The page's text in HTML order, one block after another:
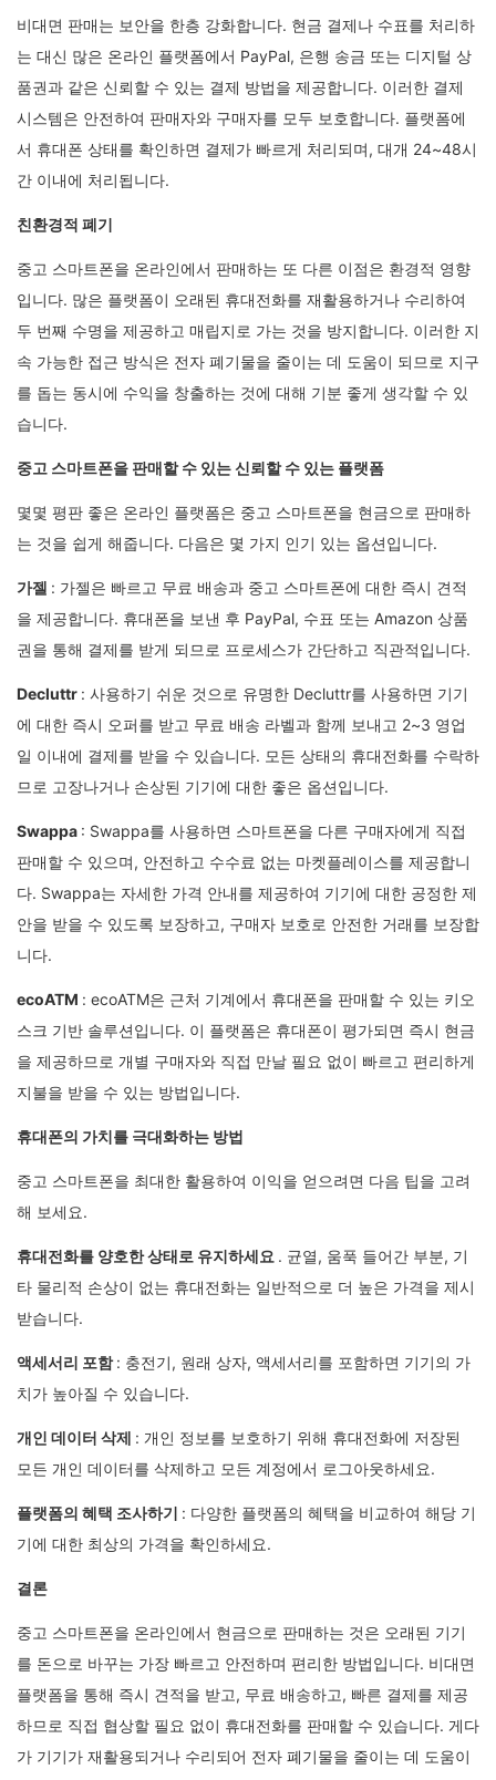
비대면 판매는 보안을 한층 강화합니다. 현금 결제나 수표를 처리하
는 대신 많은 온라인 플랫폼에서 PayPal, 은행 송금 또는 디지털 상
품권과 같은 신뢰할 수 있는 결제 방법을 제공합니다. 이러한 결제
시스템은 안전하여 판매자와 구매자를 모두 보호합니다. 플랫폼에
서 휴대폰 상태를 확인하면 결제가 빠르게 처리되며, 대개 24~48시
간 이내에 처리됩니다.
친환경적 폐기
중고 스마트폰을 온라인에서 판매하는 또 다른 이점은 환경적 영향
입니다. 많은 플랫폼이 오래된 휴대전화를 재활용하거나 수리하여
두 번째 수명을 제공하고 매립지로 가는 것을 방지합니다. 이러한 지
속 가능한 접근 방식은 전자 폐기물을 줄이는 데 도움이 되므로 지구
를 돕는 동시에 수익을 창출하는 것에 대해 기분 좋게 생각할 수 있
습니다.
중고 스마트폰을 판매할 수 있는 신뢰할 수 있는 플랫폼
몇몇 평판 좋은 온라인 플랫폼은 중고 스마트폰을 현금으로 판매하
는 것을 쉽게 해줍니다. 다음은 몇 가지 인기 있는 옵션입니다.
가젤 : 가젤은 빠르고 무료 배송과 중고 스마트폰에 대한 즉시 견적
을 제공합니다. 휴대폰을 보낸 후 PayPal, 수표 또는 Amazon 상품
권을 통해 결제를 받게 되므로 프로세스가 간단하고 직관적입니다.
Decluttr : 사용하기 쉬운 것으로 유명한 Decluttr를 사용하면 기기
에 대한 즉시 오퍼를 받고 무료 배송 라벨과 함께 보내고 2~3 영업
일 이내에 결제를 받을 수 있습니다. 모든 상태의 휴대전화를 수락하
므로 고장나거나 손상된 기기에 대한 좋은 옵션입니다.
Swappa : Swappa를 사용하면 스마트폰을 다른 구매자에게 직접
판매할 수 있으며, 안전하고 수수료 없는 마켓플레이스를 제공합니
다. Swappa는 자세한 가격 안내를 제공하여 기기에 대한 공정한 제
안을 받을 수 있도록 보장하고, 구매자 보호로 안전한 거래를 보장합
니다.
ecoATM : ecoATM은 근처 기계에서 휴대폰을 판매할 수 있는 키오
스크 기반 솔루션입니다. 이 플랫폼은 휴대폰이 평가되면 즉시 현금
을 제공하므로 개별 구매자와 직접 만날 필요 없이 빠르고 편리하게
지불을 받을 수 있는 방법입니다.
휴대폰의 가치를 극대화하는 방법
중고 스마트폰을 최대한 활용하여 이익을 얻으려면 다음 팁을 고려
해 보세요.
휴대전화를 양호한 상태로 유지하세요 . 균열, 움푹 들어간 부분, 기
타 물리적 손상이 없는 휴대전화는 일반적으로 더 높은 가격을 제시
받습니다.
액세서리 포함: 충전기, 원래 상자, 액세서리를 포함하면 기기의 가
치가 높아질 수 있습니다.
개인 데이터 삭제 : 개인 정보를 보호하기 위해 휴대전화에 저장된
모든 개인 데이터를 삭제하고 모든 계정에서 로그아웃하세요.
플랫폼의 혜택 조사하기 : 다양한 플랫폼의 혜택을 비교하여 해당 기
기에 대한 최상의 가격을 확인하세요.
결론
중고 스마트폰을 온라인에서 현금으로 판매하는 것은 오래된 기기
를 돈으로 바꾸는 가장 빠르고 안전하며 편리한 방법입니다. 비대면
플랫폼을 통해 즉시 견적을 받고, 무료 배송하고, 빠른 결제를 제공
하므로 직접 협상할 필요 없이 휴대전화를 판매할 수 있습니다. 게다
가 기기가 재활용되거나 수리되어 전자 폐기물을 줄이는 데 도움이